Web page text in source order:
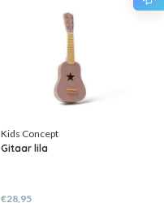
Kids Concept
Gitaar lila
€28,95